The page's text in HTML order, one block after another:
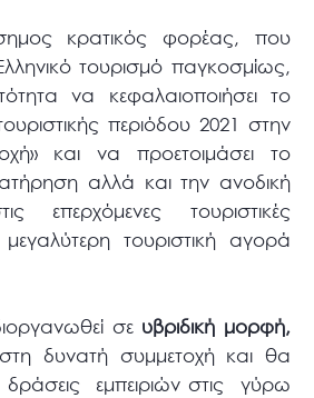
κρατικός φορέας, που
τουρισμό παγκοσμίως,
να κεφαλαιοποιήσει το
περιόδου 2021 στην
και να προετοιμάσει το
αλλά και την ανοδική
επερχόμενες τουριστικές
τουριστική αγορά
σε υβριδική μορφή,
δυνατή συμμετοχή και θα
δράσεις εμπειριών στις γύρω